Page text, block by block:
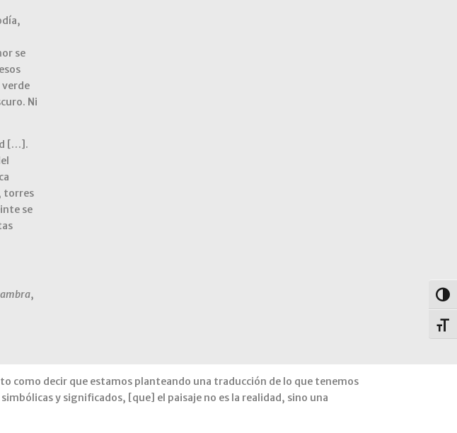
se
Ni
[…].
torres
se
,
como decir que estamos planteando una traducción de lo que tenemos
y significados, [que] el paisaje no es la realidad, sino una